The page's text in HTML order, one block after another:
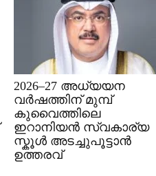
2026–27 അധ്യയന
വർഷത്തിന് മുമ്പ്
കുവൈത്തിലെ
ഇറാനിയൻ സ്വകാര്യ
സ്കൂൾ അടച്ചുപൂട്ടാൻ
ഉത്തരവ്